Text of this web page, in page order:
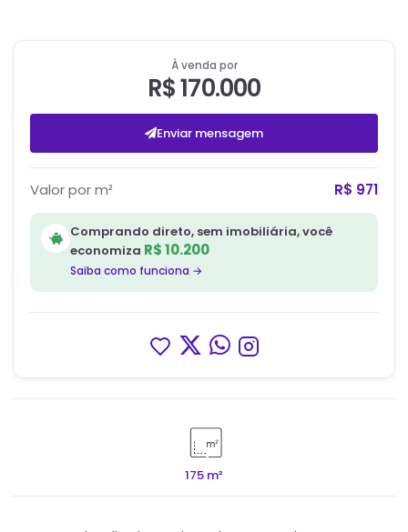
175 m²
À venda por
R$ 170.000
Enviar mensagem
Valor por m² R$ 971
Comprando direto, sem imobiliária, você
economiza R$ 10.200
Saiba como funciona →